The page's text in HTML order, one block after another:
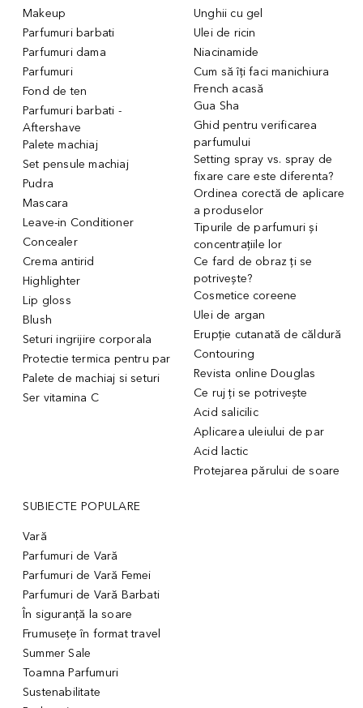
Makeup
Parfumuri barbati
Parfumuri dama
Parfumuri
Fond de ten
Parfumuri barbati -
Aftershave
Palete machiaj
Set pensule machiaj
Pudra
Mascara
Leave-in Conditioner
Concealer
Crema antirid
Highlighter
Lip gloss
Blush
Seturi ingrijire corporala
Protectie termica pentru par
Palete de machiaj si seturi
Ser vitamina C
Unghii cu gel
Ulei de ricin
Niacinamide
Cum să îți faci manichiura
French acasă
Gua Sha
Ghid pentru verificarea
parfumului
Setting spray vs. spray de
fixare care este diferenta?
Ordinea corectă de aplicare
a produselor
Tipurile de parfumuri și
concentrațiile lor
Ce fard de obraz ți se
potrivește?
Cosmetice coreene
Ulei de argan
Erupție cutanată de căldură
Contouring
Revista online Douglas
Ce ruj ți se potrivește
Acid salicilic
Aplicarea uleiului de par
Acid lactic
Protejarea părului de soare
SUBIECTE POPULARE
Vară
Parfumuri de Vară
Parfumuri de Vară Femei
Parfumuri de Vară Barbati
În siguranță la soare
Frumusețe în format travel
Summer Sale
Toamna Parfumuri
Sustenabilitate